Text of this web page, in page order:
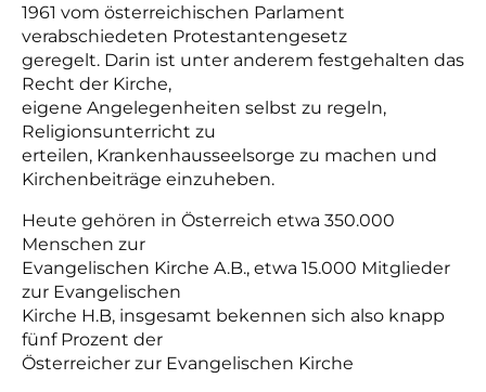
1961 vom österreichischen Parlament
verabschiedeten Protestantengesetz
geregelt. Darin ist unter anderem festgehalten das
Recht der Kirche,
eigene Angelegenheiten selbst zu regeln,
Religionsunterricht zu
erteilen, Krankenhausseelsorge zu machen und
Kirchenbeiträge einzuheben.
Heute gehören in Österreich etwa 350.000
Menschen zur
Evangelischen Kirche A.B., etwa 15.000 Mitglieder
zur Evangelischen
Kirche H.B, insgesamt bekennen sich also knapp
fünf Prozent der
Österreicher zur Evangelischen Kirche